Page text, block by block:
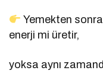
Yemekten
enerji mi üretir,
yoksa aynı